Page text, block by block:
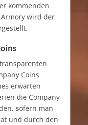
kommenden
wird der
Coins
erwarten
die Company
sofern man
und durch den